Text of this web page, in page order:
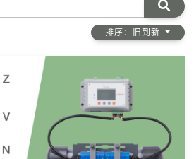
排序：旧到新